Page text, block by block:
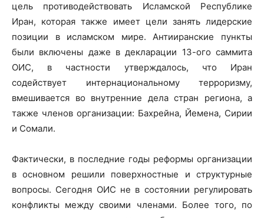
цель противодействовать Исламской Республике
Иран, которая также имеет цели занять лидерские
позиции в исламском мире. Антииранские пункты
были включены даже в декларации 13-ого саммита
ОИС, в частности утверждалось, что Иран
содействует интернациональному терроризму,
вмешивается во внутренние дела стран региона, а
также членов организации: Бахрейна, Йемена, Сирии
и Сомали.
Фактически, в последние годы реформы организации
в основном решили поверхностные и структурные
вопросы. Сегодня ОИС не в состоянии регулировать
конфликты между своими членами. Более того, по